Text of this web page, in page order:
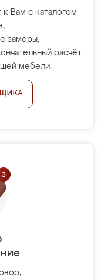
Вам с каталогом
замеры,
расчёт
мебели.